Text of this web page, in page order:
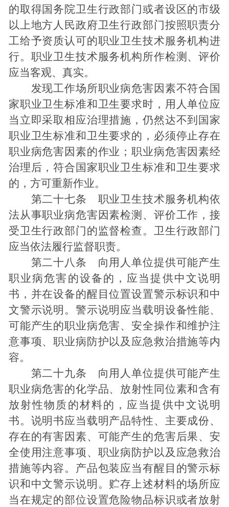
的取得国务院卫生行政部门或者设区的市级
以上地方人民政府卫生行政部门按照职责分
工给予资质认可的职业卫生技术服务机构进
行。职业卫生技术服务机构所作检测、评价
应当客观、真实。
发现工作场所职业病危害因素不符合国
家职业卫生标准和卫生要求时，用人单位应
当立即采取相应治理措施，仍然达不到国家
职业卫生标准和卫生要求的，必须停止存在
职业病危害因素的作业；职业病危害因素经
治理后，符合国家职业卫生标准和卫生要求
的，方可重新作业。
第二十七条 职业卫生技术服务机构依
法从事职业病危害因素检测、评价工作，接
受卫生行政部门的监督检查。卫生行政部门
应当依法履行监督职责。
第二十八条 向用人单位提供可能产生
职业病危害的设备的，应当提供中文说明
书，并在设备的醒目位置设置警示标识和中
文警示说明。警示说明应当载明设备性能、
可能产生的职业病危害、安全操作和维护注
意事项、职业病防护以及应急救治措施等内
容。
第二十九条 向用人单位提供可能产生
职业病危害的化学品、放射性同位素和含有
放射性物质的材料的，应当提供中文说明
书。说明书应当载明产品特性、主要成份、
存在的有害因素、可能产生的危害后果、安
全使用注意事项、职业病防护以及应急救治
措施等内容。产品包装应当有醒目的警示标
识和中文警示说明。贮存上述材料的场所应
当在规定的部位设置危险物品标识或者放射